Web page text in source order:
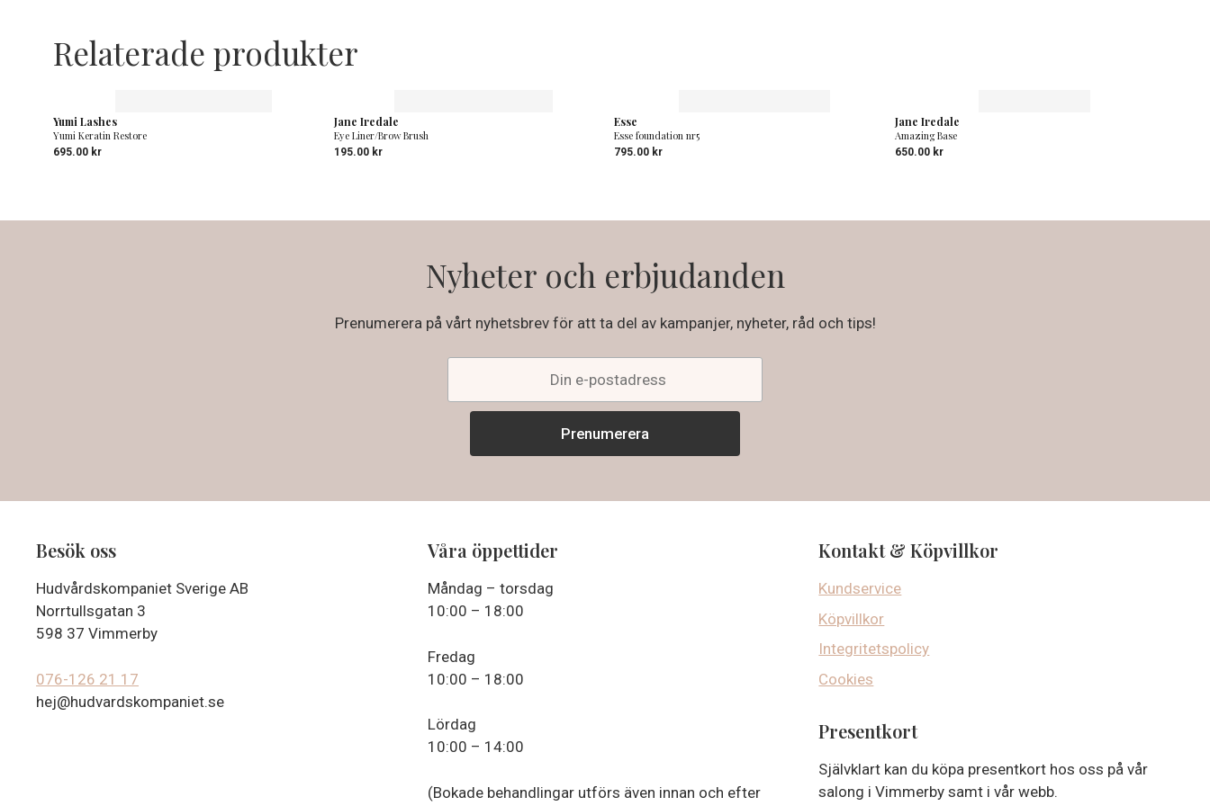
Relaterade produkter
Yumi Lashes
Yumi Keratin Restore
695.00 kr
Jane Iredale
Eye Liner/Brow Brush
195.00 kr
Esse
Esse foundation nr5
795.00 kr
Jane Iredale
Amazing Base
650.00 kr
Nyheter och erbjudanden
Prenumerera på vårt nyhetsbrev för att ta del av kampanjer, nyheter, råd och tips!
Besök oss
Hudvårdskompaniet Sverige AB
Norrtullsgatan 3
598 37 Vimmerby
076-126 21 17
hej@hudvardskompaniet.se
Våra öppettider
Måndag – torsdag
10:00 – 18:00
Fredag
10:00 – 18:00
Lördag
10:00 – 14:00
(Bokade behandlingar utförs även innan och efter
Kontakt & Köpvillkor
Kundservice
Köpvillkor
Integritetspolicy
Cookies
Presentkort
Självklart kan du köpa presentkort hos oss på vår
salong i Vimmerby samt i vår webb.